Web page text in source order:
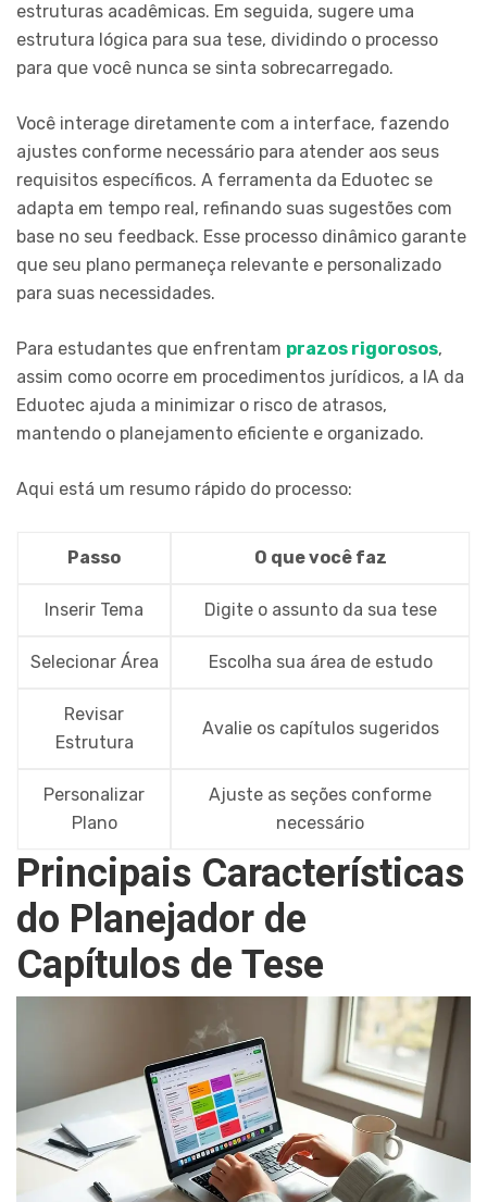
estruturas acadêmicas. Em seguida, sugere uma
estrutura lógica para sua tese, dividindo o processo
para que você nunca se sinta sobrecarregado.
Você interage diretamente com a interface, fazendo
ajustes conforme necessário para atender aos seus
requisitos específicos. A ferramenta da Eduotec se
adapta em tempo real, refinando suas sugestões com
base no seu feedback. Esse processo dinâmico garante
que seu plano permaneça relevante e personalizado
para suas necessidades.
Para estudantes que enfrentam prazos rigorosos,
assim como ocorre em procedimentos jurídicos, a IA da
Eduotec ajuda a minimizar o risco de atrasos,
mantendo o planejamento eficiente e organizado.
Aqui está um resumo rápido do processo:
Passo O que você faz
Inserir Tema Digite o assunto da sua tese
Selecionar Área Escolha sua área de estudo
Revisar
Estrutura
Avalie os capítulos sugeridos
Personalizar
Plano
Ajuste as seções conforme
necessário
Principais Características
do Planejador de
Capítulos de Tese